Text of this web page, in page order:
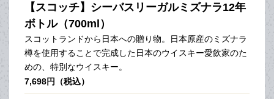
【スコッチ】シーバスリーガルミズナラ12年
ボトル（700ml）
スコットランドから日本への贈り物。日本原産のミズナラ
樽を使用することで完成した日本のウイスキー愛飲家のた
めの、特別なウイスキー。
7,698円（税込）